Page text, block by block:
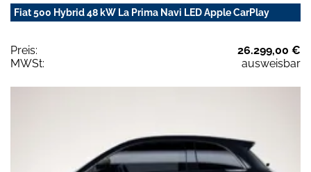
Fiat 500 Hybrid 48 kW La Prima Navi LED Apple CarPlay
Preis:
26.299,00 €
MWSt:
ausweisbar